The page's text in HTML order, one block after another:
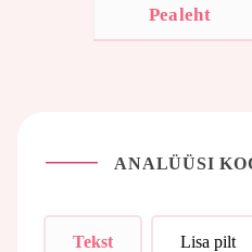
Pealeht
ANALÜÜSI
Tekst Lisa pilt